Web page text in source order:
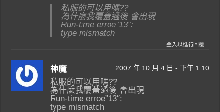
私服的可以用嗎??
為什麼我覆蓋過後 會出現
Run-time erroe”13″:
type mismatch
登入以進行回覆
神魔 2007 年 10 月 4 日 - 下午 1:10
私服的可以用嗎??
為什麼我覆蓋過後 會出現
Run-time erroe”13″:
type mismatch